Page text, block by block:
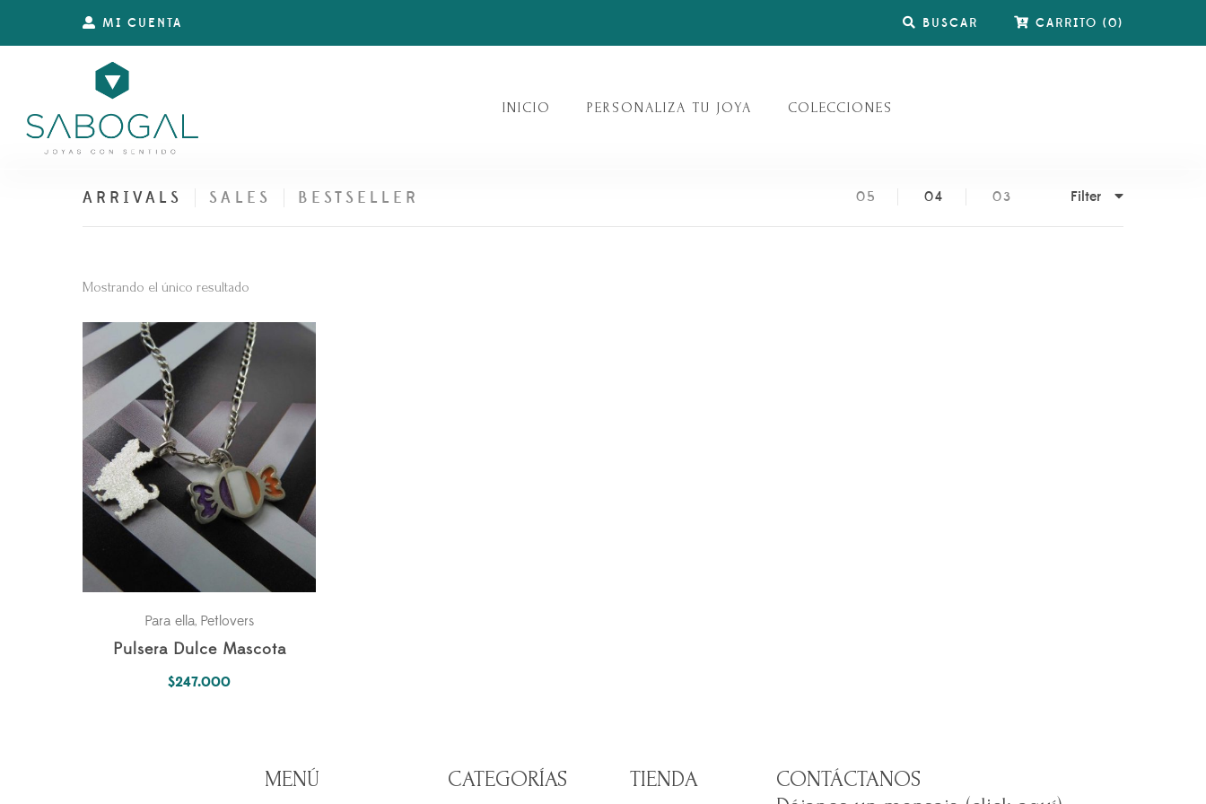
MI CUENTA BUSCAR CARRITO (0)
INICIO PERSONALIZA TU JOYA COLECCIONES
ARRIVALS SALES BESTSELLER 05 04 03 Filter
Mostrando el único resultado
Para ella, Petlovers
Pulsera Dulce Mascota
$247.000
MENÚ CATEGORÍAS TIENDA
CONTÁCTANOS